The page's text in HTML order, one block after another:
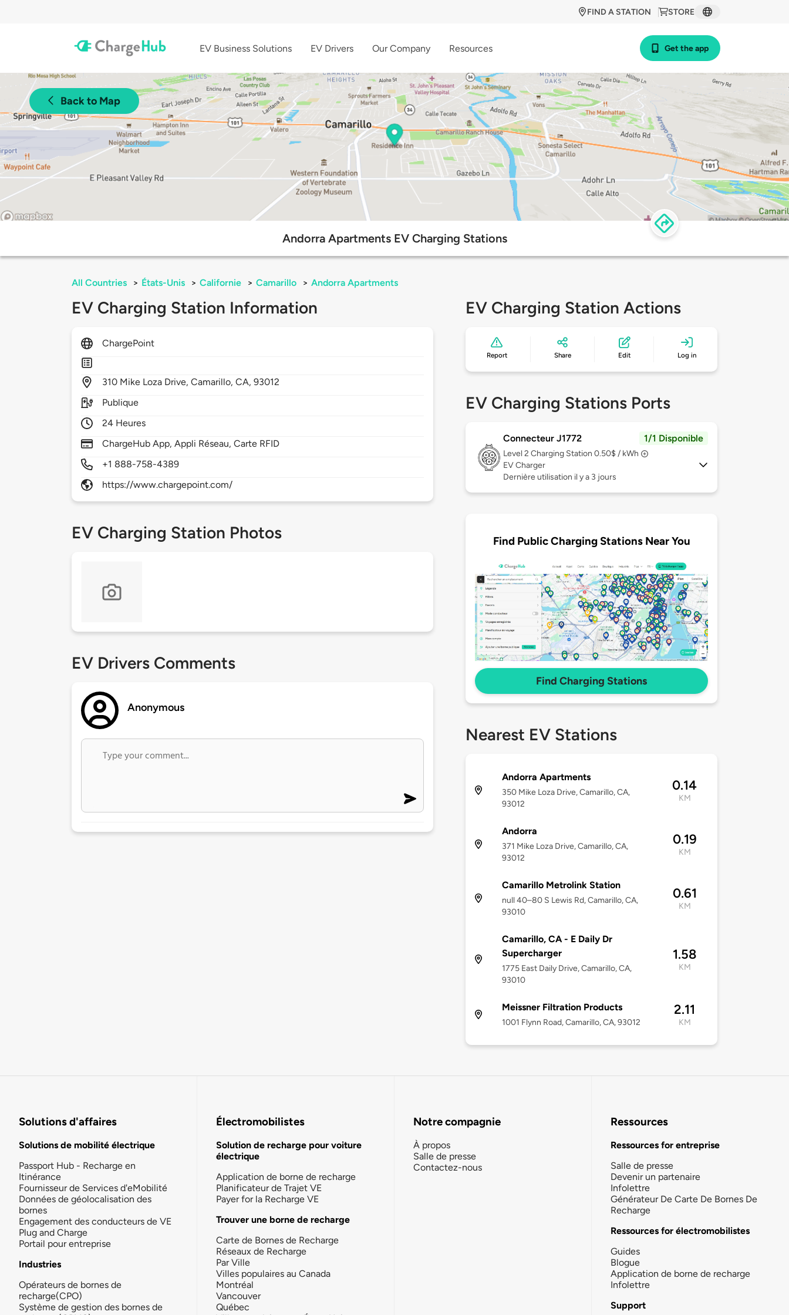
STORE
FIND A STATION
EV Business Solutions EV Drivers Our Company Resources Get the app
Back to Map
Andorra Apartments EV Charging Stations
All Countries > États-Unis > Californie > Camarillo > Andorra Apartments
EV Charging Station Information
ChargePoint
310 Mike Loza Drive,Camarillo,CA,93012
Publique
24 Heures
ChargeHub App, Appli Réseau, Carte RFID
+1 888-758-4389
https://www.chargepoint.com/
EV Charging Station Photos
EV Drivers Comments
Anonymous
EV Charging Station Actions
Report Share Edit Log in
EV Charging Stations Ports
Connecteur J1772 1/1 Disponible
Level 2 Charging Station 0.50$ / kWh
EV Charger
Dernière utilisation il y a 3 jours
Find Public Charging Stations Near You
Find Charging Stations
Nearest EV Stations
Andorra Apartments
350 Mike Loza Drive, Camarillo, CA,
93012
0.14
KM
Andorra
371 Mike Loza Drive, Camarillo, CA,
93012
0.19
KM
Camarillo Metrolink Station
null 40–80 S Lewis Rd, Camarillo, CA,
93010
0.61
KM
Camarillo, CA - E Daily Dr
Supercharger
1775 East Daily Drive, Camarillo, CA,
93010
1.58
KM
Meissner Filtration Products
1001 Flynn Road, Camarillo, CA, 93012
2.11
KM
Solutions d'affaires
Solutions de mobilité électrique
Passport Hub - Recharge en
Itinérance
Fournisseur de Services d'eMobilité
Données de géolocalisation des
bornes
Engagement des conducteurs de VE
Plug and Charge
Portail pour entreprise
Industries
Opérateurs de bornes de
recharge(CPO)
Système de gestion des bornes de
Électromobilistes
Solution de recharge pour voiture
électrique
Application de borne de recharge
Planificateur de Trajet VE
Payer for la Recharge VE
Trouver une borne de recharge
Carte de Bornes de Recharge
Réseaux de Recharge
Par Ville
Villes populaires au Canada
Montréal
Vancouver
Québec
Notre compagnie
À propos
Salle de presse
Contactez-nous
Ressources
Ressources for entreprise
Salle de presse
Devenir un partenaire
Infolettre
Générateur De Carte De Bornes De
Recharge
Ressources for électromobilistes
Guides
Blogue
Application de borne de recharge
Infolettre
Support